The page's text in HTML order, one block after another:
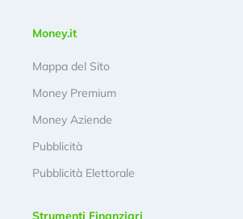
Money.it
Mappa del Sito
Money Premium
Money Aziende
Pubblicità
Pubblicità Elettorale
Strumenti Finanziari